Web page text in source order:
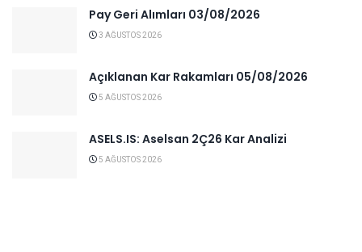
Pay Geri Alımları 03/08/2026
3 AĞUSTOS 2026
Açıklanan Kar Rakamları 05/08/2026
5 AĞUSTOS 2026
ASELS.IS: Aselsan 2Ç26 Kar Analizi
5 AĞUSTOS 2026